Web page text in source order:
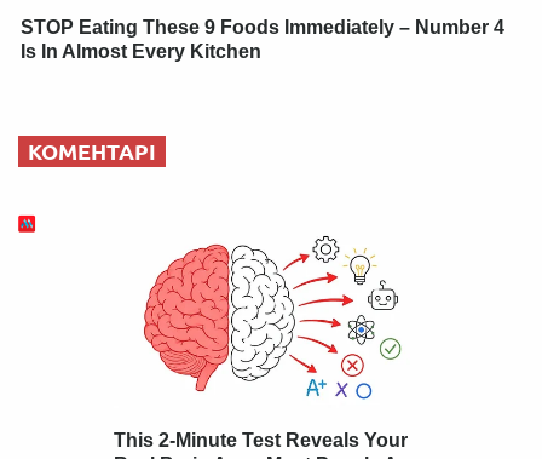
STOP Eating These 9 Foods Immediately – Number 4
Is In Almost Every Kitchen
КОМЕНТАРІ